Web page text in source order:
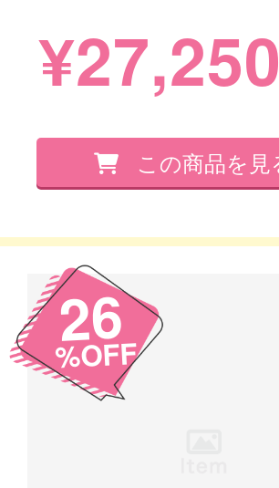
¥27,250
26
%OFF